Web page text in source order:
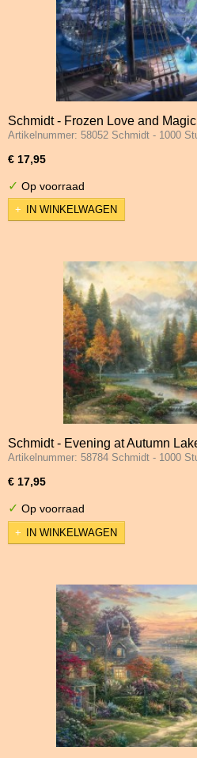
Schmidt - Frozen Love and
Artikelnummer: 58052 Schmidt - 1000
€ 17,95
✓ Op voorraad
IN WINKELWAGEN
Schmidt - Evening at Autumn
Artikelnummer: 58784 Schmidt - 1000
€ 17,95
✓ Op voorraad
IN WINKELWAGEN